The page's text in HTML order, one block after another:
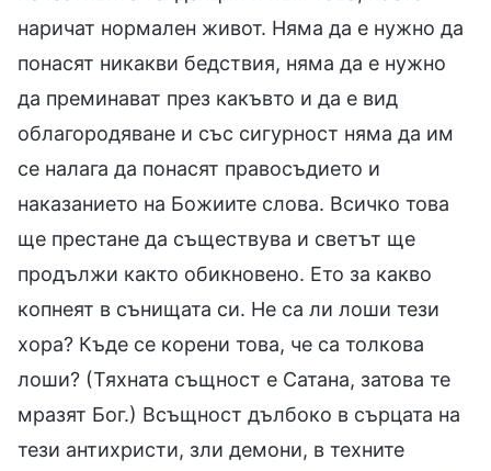
наричат нормален живот. Няма да е нужно да
понасят никакви бедствия, няма да е нужно
да преминават през какъвто и да е вид
облагородяване и със сигурност няма да им
се налага да понасят правосъдието и
наказанието на Божиите слова. Всичко това
ще престане да съществува и светът ще
продължи както обикновено. Ето за какво
копнеят в сънищата си. Не са ли лоши тези
хора? Къде се корени това, че са толкова
лоши? (Тяхната същност е Сатана, затова те
мразят Бог.) Всъщност дълбоко в сърцата на
тези антихристи, зли демони, в техните